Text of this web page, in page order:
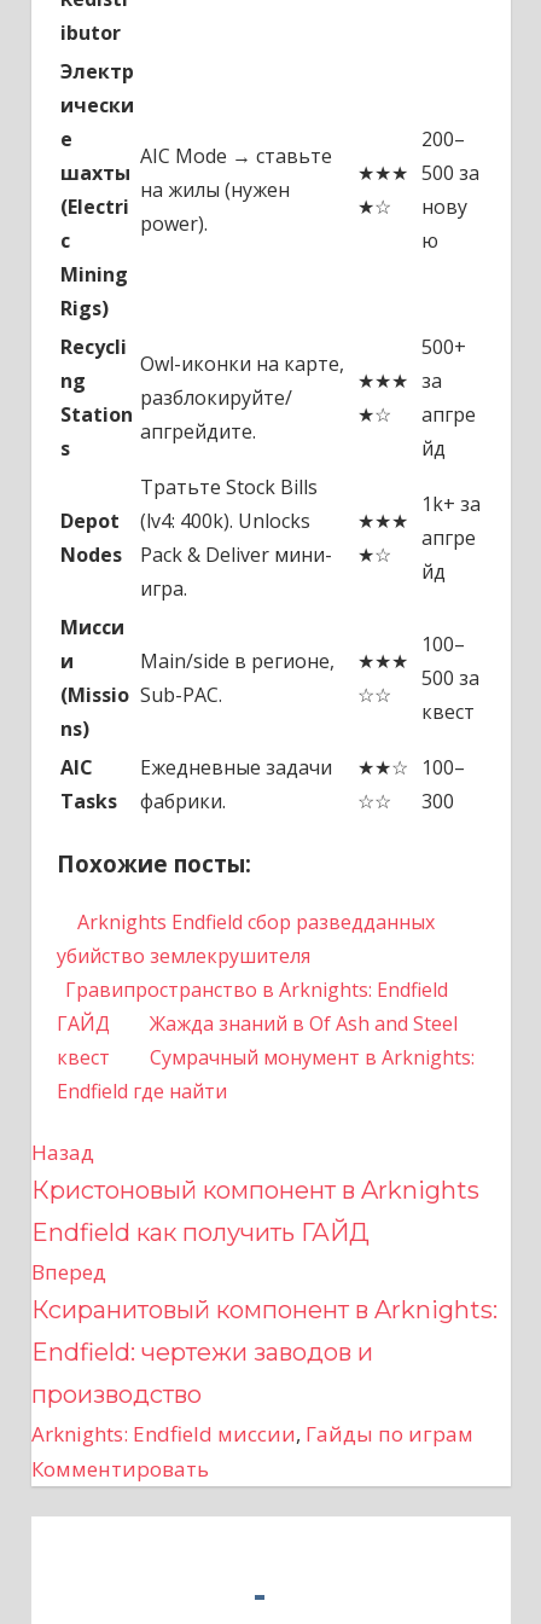
ibutor
Электр
ически
е
шахты
(Electri
c
Mining
Rigs)
AIC Mode → ставьте
на жилы (нужен
power).
★★★
★☆
200–
500 за
нову
ю
Recycli
ng
Station
s
Owl-иконки на карте,
разблокируйте/
апгрейдите.
★★★
★☆
500+
за
апгре
йд
Depot
Nodes
Тратьте Stock Bills
(lv4: 400k). Unlocks
Pack & Deliver мини-
игра.
★★★
★☆
1k+ за
апгре
йд
Мисси
и
(Missio
ns)
Main/side в регионе,
Sub-PAC.
★★★
☆☆
100–
500 за
квест
AIC
Tasks
Ежедневные задачи
фабрики.
★★☆
☆☆
100–
300
Похожие посты:
Arknights Endfield сбор разведданных
убийство землекрушителя
Гравипространство в Arknights: Endfield
ГАЙД
Жажда знаний в Of Ash and Steel
квест
Сумрачный монумент в Arknights:
Endfield где найти
Н
а
в
и
г
а
ц
Назад
Кристоновый компонент в Arknights
Endfield как получить ГАЙД
Вперед
Ксиранитовый компонент в Arknights:
Endfield: чертежи заводов и
производство
Arknights: Endfield миссии, Гайды по играм
Комментировать